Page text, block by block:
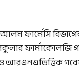
আলম ফার্মেসি
ফার্মাকোলজি
ও আরএনএভিত্তিক